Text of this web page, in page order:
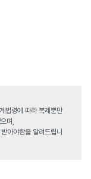
법령에 따라 복제뿐만
며,
아야함을 알려드립니